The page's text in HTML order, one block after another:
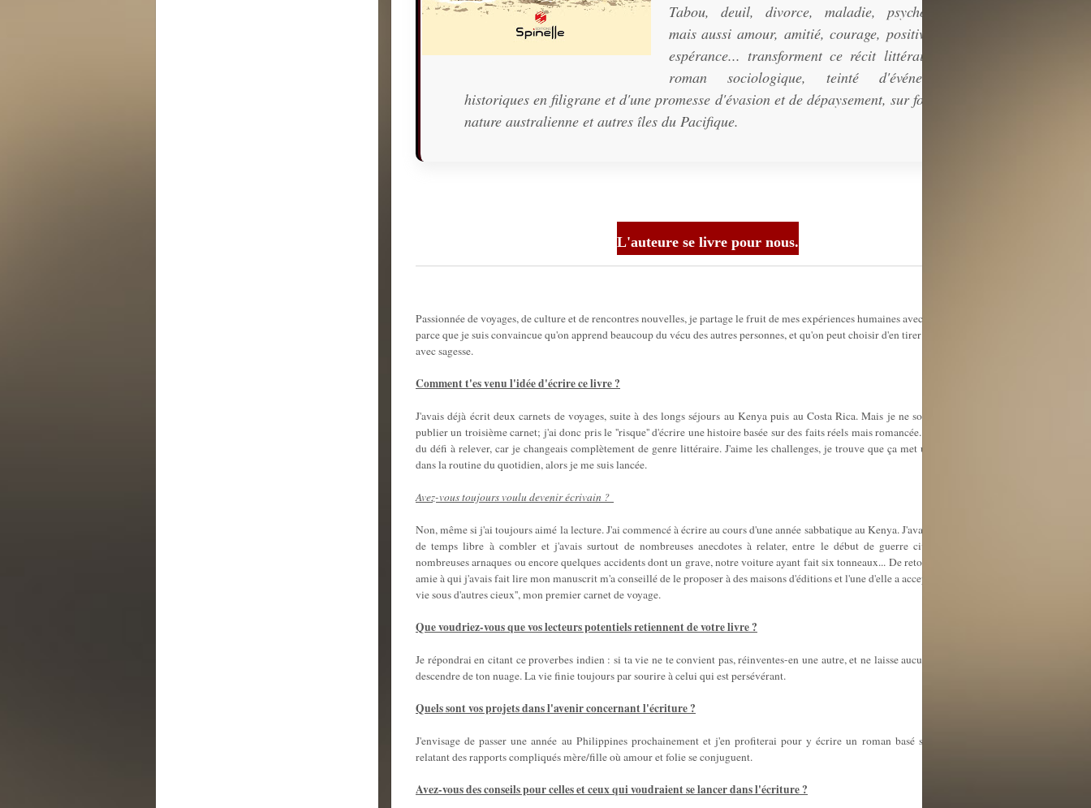
Tabou, deuil, divorce, maladie, psychologie
mais aussi amour, amitié, courage, positivisme,
espérance... transforment ce récit littéraire en
roman sociologique, teinté d'événements
historiques en filigrane et d'une promesse d'évasion et de dépaysement, sur fond de
nature australienne et autres îles du Pacifique.
L'auteure se livre pour nous.
Passionnée de voyages, de culture et de rencontres nouvelles, je partage le fruit de mes expériences humaines avec mes lecteurs,
parce que je suis convaincue qu'on apprend beaucoup du vécu des autres personnes, et qu'on peut choisir d'en tirer profit afin d'agir
avec sagesse.
Comment t'es venu l'idée d'écrire ce livre ?
J'avais déjà écrit deux carnets de voyages, suite à des longs séjours au Kenya puis au Costa Rica. Mais je ne souhaitais pas faire
publier un troisième carnet; j'ai donc pris le ''risque'' d'écrire une histoire basée sur des faits réels mais romancée. J'étais consciente
du défi à relever, car je changeais complètement de genre littéraire. J'aime les challenges, je trouve que ça met un peu de piment
dans la routine du quotidien, alors je me suis lancée.
Avez-vous toujours voulu devenir écrivain ?
Non, même si j'ai toujours aimé la lecture. J'ai commencé à écrire au cours d'une année sabbatique au Kenya. J'avais alors beaucoup
de temps libre à combler et j'avais surtout de nombreuses anecdotes à relater, entre le début de guerre civile en 2008, de
nombreuses arnaques ou encore quelques accidents dont un grave, notre voiture ayant fait six tonneaux... De retour en France, une
amie à qui j'avais fait lire mon manuscrit m'a conseillé de le proposer à des maisons d'éditions et l'une d'elle a accepté de publier ''La
vie sous d'autres cieux'', mon premier carnet de voyage.
Que voudriez-vous que vos lecteurs potentiels retiennent de votre livre ?
Je répondrai en citant ce proverbes indien : si ta vie ne te convient pas, réinventes-en une autre, et ne laisse aucun chagrin te faire
descendre de ton nuage. La vie finie toujours par sourire à celui qui est persévérant.
Quels sont vos projets dans l'avenir concernant l'écriture ?
J'envisage de passer une année au Philippines prochainement et j'en profiterai pour y écrire un roman basé sur des faits réels
relatant des rapports compliqués mère/fille où amour et folie se conjuguent.
Avez-vous des conseils pour celles et ceux qui voudraient se lancer dans l'écriture ?